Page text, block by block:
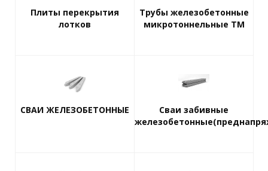
Плиты перекрытия
лотков
Трубы железобетонные
микротоннельные ТМ
СВАИ ЖЕЛЕЗОБЕТОННЫЕ
Сваи забивные